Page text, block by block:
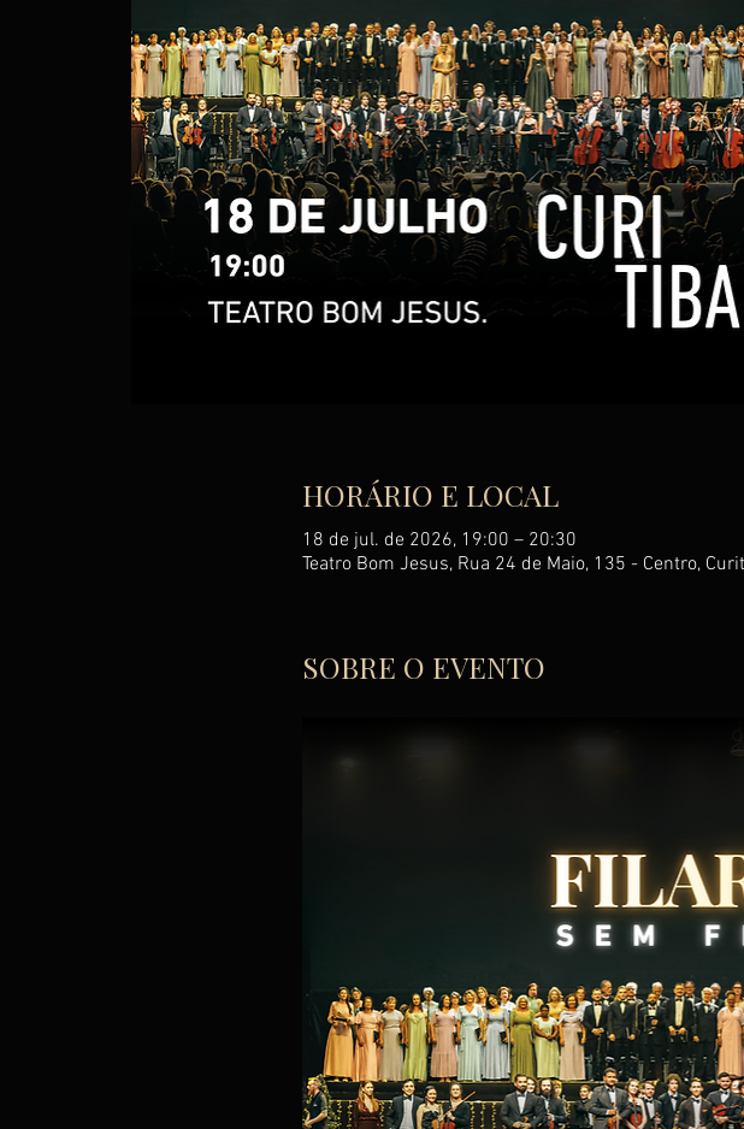
HORÁRIO E LOCAL
18 de jul. de 2026, 19:00 – 20:30
Teatro Bom Jesus, Rua 24 de Maio, 135 - Centro,
SOBRE O EVENTO